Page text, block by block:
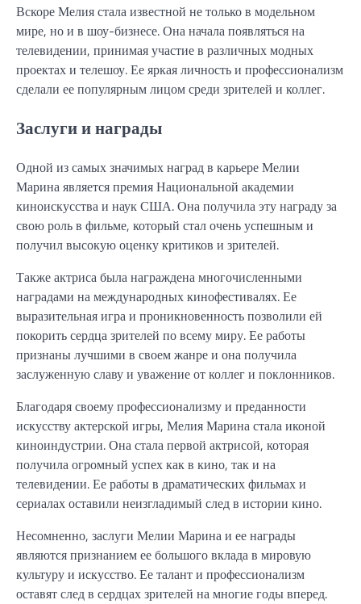
Вскоре Мелия стала известной не только в модельном
мире, но и в шоу-бизнесе. Она начала появляться на
телевидении, принимая участие в различных модных
проектах и телешоу. Ее яркая личность и профессионализм
сделали ее популярным лицом среди зрителей и коллег.
Заслуги и награды
Одной из самых значимых наград в карьере Мелии
Марина является премия Национальной академии
киноискусства и наук США. Она получила эту награду за
свою роль в фильме, который стал очень успешным и
получил высокую оценку критиков и зрителей.
Также актриса была награждена многочисленными
наградами на международных кинофестивалях. Ее
выразительная игра и проникновенность позволили ей
покорить сердца зрителей по всему миру. Ее работы
признаны лучшими в своем жанре и она получила
заслуженную славу и уважение от коллег и поклонников.
Благодаря своему профессионализму и преданности
искусству актерской игры, Мелия Марина стала иконой
киноиндустрии. Она стала первой актрисой, которая
получила огромный успех как в кино, так и на
телевидении. Ее работы в драматических фильмах и
сериалах оставили неизгладимый след в истории кино.
Несомненно, заслуги Мелии Марина и ее награды
являются признанием ее большого вклада в мировую
культуру и искусство. Ее талант и профессионализм
оставят след в сердцах зрителей на многие годы вперед.